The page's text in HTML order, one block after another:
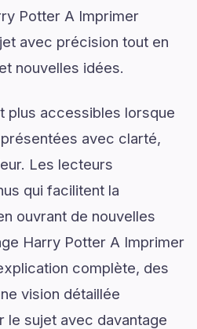
Potter A Imprimer
avec précision tout en
nouvelles idées.
plus accessibles lorsque
avec clarté,
Les lecteurs
qui facilitent la
ouvrant de nouvelles
Harry Potter A Imprimer
complète, des
vision détaillée
le sujet avec davantage